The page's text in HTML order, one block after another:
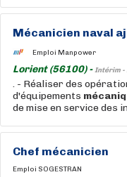
Mécanicien naval
Emploi Manpower
Lorient (56100) -Intérim -
. - Réaliser des
d'équipements
de mise en service des
Chef mécanicien
Emploi SOGESTRAN